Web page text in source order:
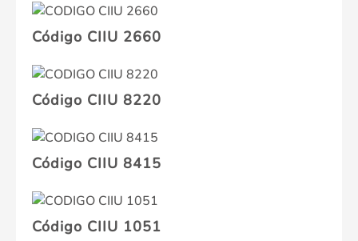
Código CIIU 2660
Código CIIU 8220
Código CIIU 8415
Código CIIU 1051